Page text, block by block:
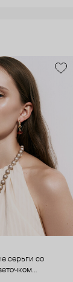
серьги со